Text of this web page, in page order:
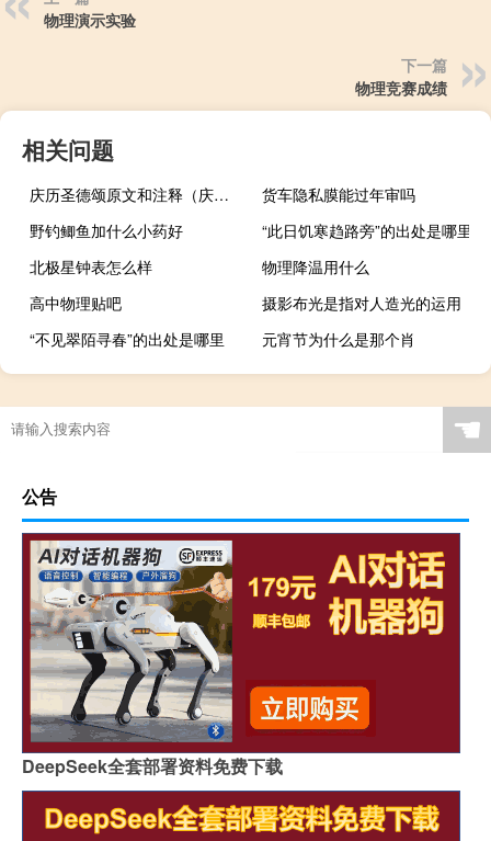
物理演示实验
下一篇
物理竞赛成绩
相关问题
庆历圣德颂原文和注释（庆历圣德颂）
货车隐私膜能过年审吗
野钓鲫鱼加什么小药好
“此日饥寒趋路旁”的出处是哪里
北极星钟表怎么样
物理降温用什么
高中物理贴吧
摄影布光是指对人造光的运用
“不见翠陌寻春”的出处是哪里
元宵节为什么是那个肖
☚
公告
DeepSeek全套部署资料免费下载